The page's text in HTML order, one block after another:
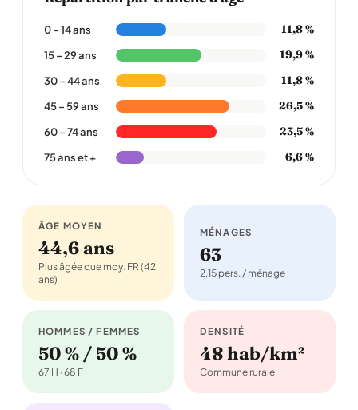
0 – 14 ans 11,8 %
15 – 29 ans 19,9 %
30 – 44 ans 11,8 %
45 – 59 ans 26,5 %
60 – 74 ans 23,5 %
75 ans et + 6,6 %
ÂGE MOYEN
44,6 ans
Plus âgée que moy. FR (42
ans)
MÉNAGES
63
2,15 pers. / ménage
HOMMES / FEMMES
50 % / 50 %
67 H · 68 F
DENSITÉ
48 hab/km²
Commune rurale